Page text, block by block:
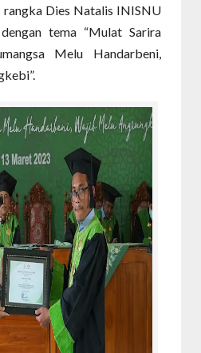
rangka Dies Natalis INISNU
tema “Mulat Sarira
Melu Handarbeni,